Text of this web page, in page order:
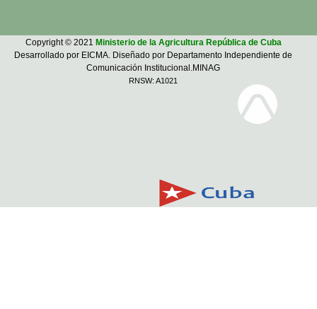
Copyright © 2021 Ministerio de la Agricultura República de Cuba
Desarrollado por EICMA. Diseñado por Departamento Independiente de
Comunicación Institucional.MINAG
RNSW: A1021